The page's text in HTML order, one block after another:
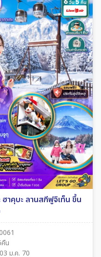
าคุบะ ลานสกีฟูจิเท็น ขึ้น
น
ม.ค. 70